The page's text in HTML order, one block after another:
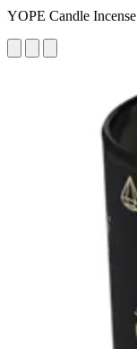
YOPE Candle Incense